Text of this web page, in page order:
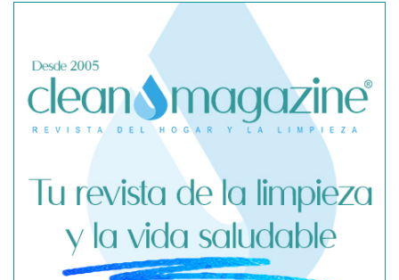
SegurChollo advierte de los límites del seguro médico
privado ante un contagio de hantavirus fuera de España